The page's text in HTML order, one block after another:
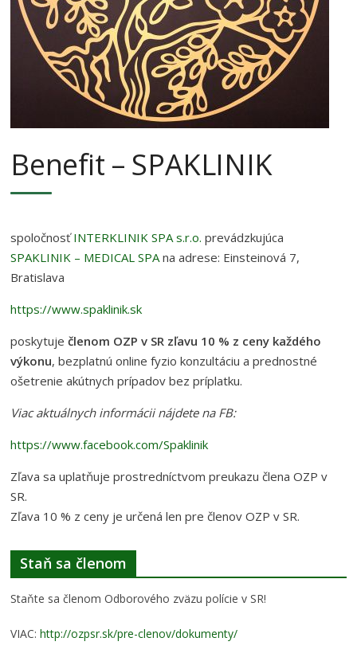
Benefit – SPAKLINIK
spoločnosťINTERKLINIK SPA s.r.o. prevádzkujúca
SPAKLINIK – MEDICAL SPA na adrese: Einsteinová 7,
Bratislava
https://www.spaklinik.sk
poskytuječlenom OZP v SR zľavu 10 % z ceny každého
výkonu, bezplatnú online fyzio konzultáciu a prednostné
ošetrenie akútnych prípadov bez príplatku.
Viac aktuálnych informácii nájdete na FB:
https://www.facebook.com/Spaklinik
Zľava sa uplatňuje prostredníctvom preukazu člena OZP v
SR.
Zľava 10 % z ceny je určená len pre členov OZP v SR.
Staň sa členom
Staňte sa členom Odborového zväzu polície v SR!
VIAC:http://ozpsr.sk/pre-clenov/dokumenty/